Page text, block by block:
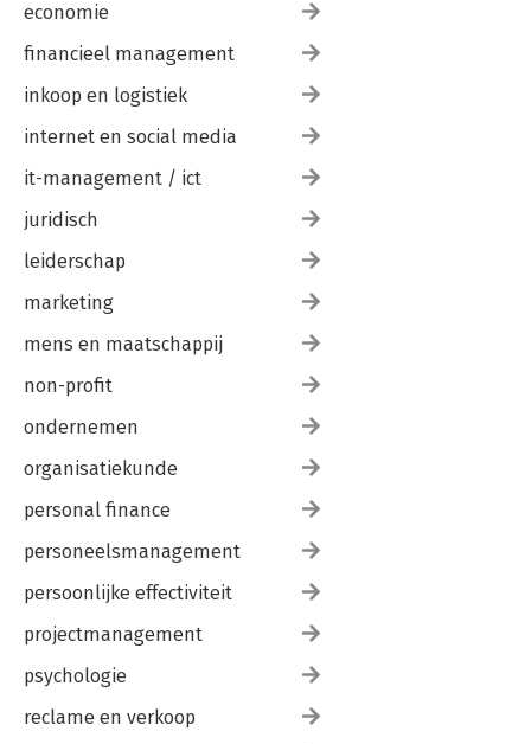
economie
financieel management
inkoop en logistiek
internet en social media
it-management / ict
juridisch
leiderschap
marketing
mens en maatschappij
non-profit
ondernemen
organisatiekunde
personal finance
personeelsmanagement
persoonlijke effectiviteit
projectmanagement
psychologie
reclame en verkoop